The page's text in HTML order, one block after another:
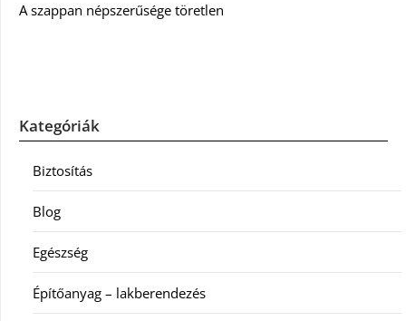
A szappan népszerűsége töretlen
Kategóriák
Biztosítás
Blog
Egészség
Építőanyag – lakberendezés